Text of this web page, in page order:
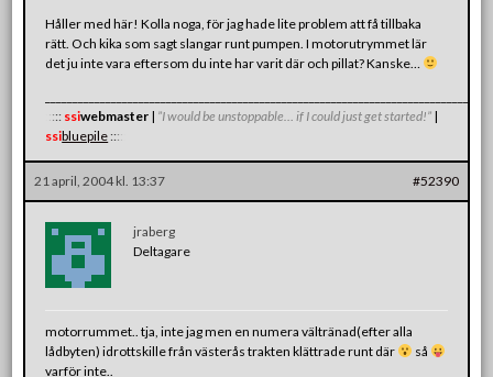
Håller med här! Kolla noga, för jag hade lite problem att få tillbaka
rätt. Och kika som sagt slangar runt pumpen. I motorutrymmet lär
det ju inte vara eftersom du inte har varit där och pillat? Kanske…
:::: ssiwebmaster | ”I would be unstoppable… if I could just get started!” |
ssibluepile ::::
21 april, 2004 kl. 13:37 #52390
jraberg
Deltagare
motorrummet.. tja, inte jag men en numera vältränad(efter alla
lådbyten) idrottskille från västerås trakten klättrade runt där
så
varför inte..